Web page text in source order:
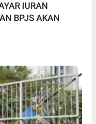
IURAN
BPJS AKAN